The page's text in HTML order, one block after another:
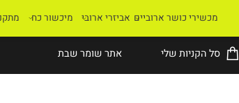
שלי אתר שומר שבת
כושר ארוביים אביזרי ארובי מיכשור כח מתקני חצר